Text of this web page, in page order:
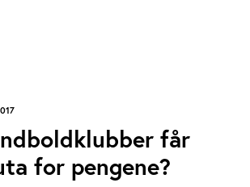
får
for pengene?